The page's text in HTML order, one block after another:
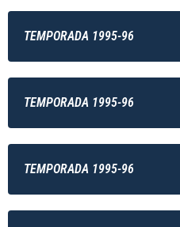
TEMPORADA 1995-96
TEMPORADA 1995-96
TEMPORADA 1995-96